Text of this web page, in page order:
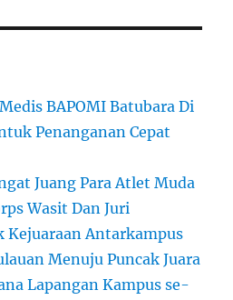
BAPOMI Batubara Di
Penanganan Cepat
Juang Para Atlet Muda
Wasit Dan Juri
Kejuaraan Antarkampus
Menuju Puncak Juara
Lapangan Kampus se-